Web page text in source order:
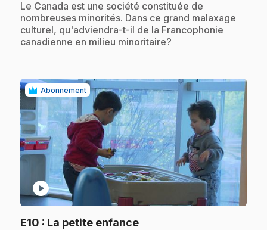
.Le Canada est une société constituée de
nombreuses minorités. Dans ce grand malaxage
culturel, qu'adviendra-t-il de la Francophonie
canadienne en milieu minoritaire?
Abonnement
play_circle
E10 : La petite enfance.